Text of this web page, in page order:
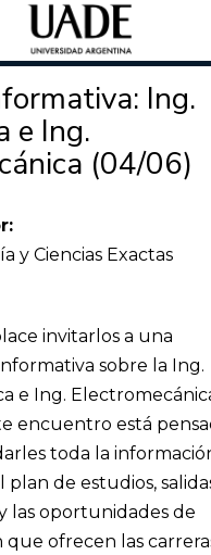
Ing.
e Ing.
(04/06)
y Ciencias Exactas
invitarlos a una
sobre la Ing.
e Ing.
encuentro está
toda la
plan de estudios,
las oportunidades de
que ofrecen las